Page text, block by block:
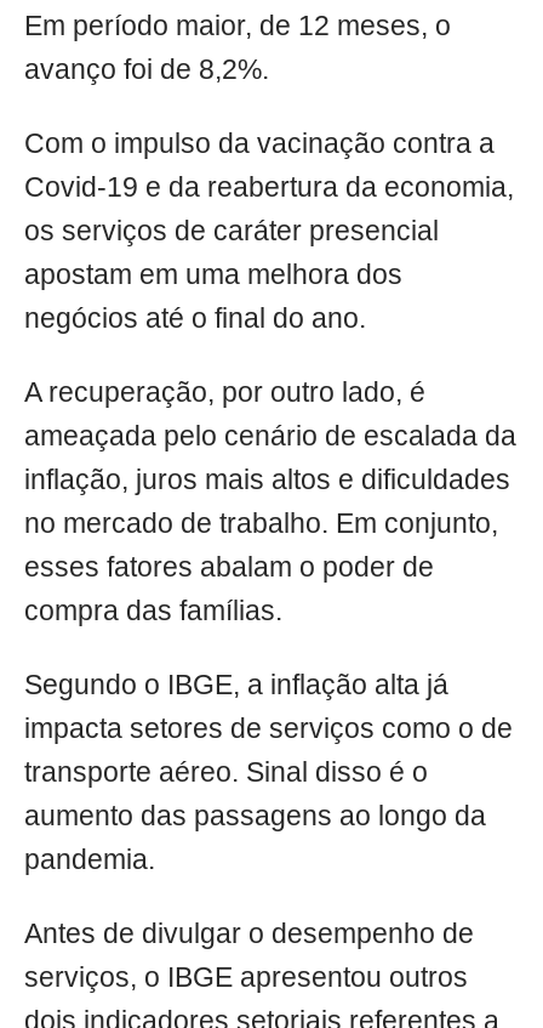
Em período maior, de 12 meses, o
avanço foi de 8,2%.
Com o impulso da vacinação contra a
Covid-19 e da reabertura da economia,
os serviços de caráter presencial
apostam em uma melhora dos
negócios até o final do ano.
A recuperação, por outro lado, é
ameaçada pelo cenário de escalada da
inflação, juros mais altos e dificuldades
no mercado de trabalho. Em conjunto,
esses fatores abalam o poder de
compra das famílias.
Segundo o IBGE, a inflação alta já
impacta setores de serviços como o de
transporte aéreo. Sinal disso é o
aumento das passagens ao longo da
pandemia.
Antes de divulgar o desempenho de
serviços, o IBGE apresentou outros
dois indicadores setoriais referentes a